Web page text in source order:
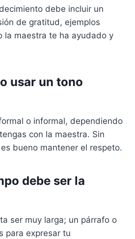
debe incluir un
de gratitud, ejemplos
la maestra te ha ayudado y
usar un tono
o informal, dependiendo
con la maestra. Sin
bueno mantener el respeto.
debe ser la
ser muy larga; un párrafo o
para expresar tu